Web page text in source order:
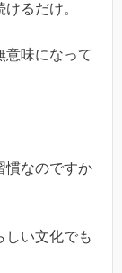
るだけ。
意味になって
慣なのですか
しい文化でも